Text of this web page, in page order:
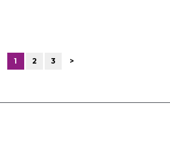
1 2 3 >